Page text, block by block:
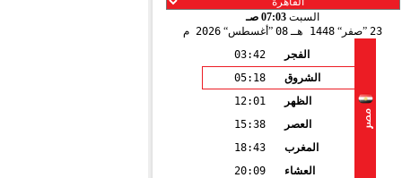
السبت 07:03 صـ
23 صفر 1448 هـ 08 أغسطس 2026 م
مصر
الفجر
03:42
الشروق
05:18
الظهر
12:01
العصر
15:38
المغرب
18:43
العشاء
20:09